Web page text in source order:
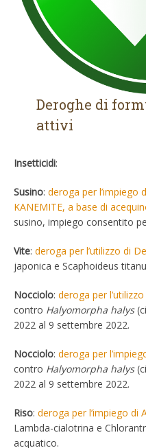
Deroghe di
attivi
Insetticidi:
Susino: deroga per l’impiego
KANEMITE, a base di
susino, impiego consentito
Vite: deroga per l’utilizzo di
japonica e Scaphoideus
Nocciolo: deroga per
contro Halyomorpha halys
2022 al 9 settembre 2022.
Nocciolo: deroga per
contro Halyomorpha halys
2022 al 9 settembre 2022.
Riso: deroga per l’impiego di
Lambda-cialotrina e
acquatico.